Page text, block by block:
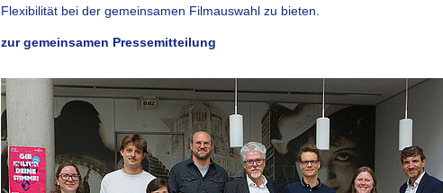
Flexibilität bei der gemeinsamen Filmauswahl zu bieten.
zur gemeinsamen Pressemitteilung